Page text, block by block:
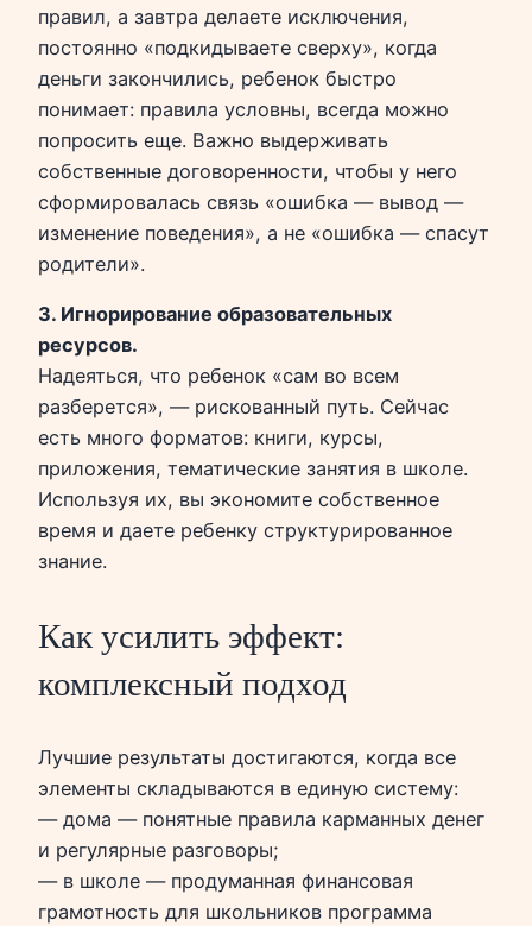
правил, а завтра делаете исключения,
постоянно «подкидываете сверху», когда
деньги закончились, ребенок быстро
понимает: правила условны, всегда можно
попросить еще. Важно выдерживать
собственные договоренности, чтобы у него
сформировалась связь «ошибка — вывод —
изменение поведения», а не «ошибка — спасут
родители».
3. Игнорирование образовательных
ресурсов.
Надеяться, что ребенок «сам во всем
разберется», — рискованный путь. Сейчас
есть много форматов: книги, курсы,
приложения, тематические занятия в школе.
Используя их, вы экономите собственное
время и даете ребенку структурированное
знание.
Как усилить эффект:
комплексный подход
Лучшие результаты достигаются, когда все
элементы складываются в единую систему:
— дома — понятные правила карманных денег
и регулярные разговоры;
— в школе — продуманная финансовая
грамотность для школьников программа